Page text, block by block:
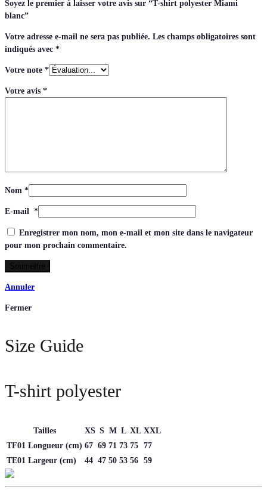
Soyez le premier à laisser votre avis sur “T-shirt polyester Miami
blanc”
Votre adresse e-mail ne sera pas publiée. Les champs obligatoires sont
indiqués avec *
Votre note *
Votre avis *
Nom *
E-mail *
Enregistrer mon nom, mon e-mail et mon site dans le navigateur
pour mon prochain commentaire.
Annuler
Fermer
Size Guide
T-shirt polyester
Tailles XS S M L XL XXL
TF01 Longueur (cm) 67 69 71 73 75 77
TE01 Largeur (cm)
44 47 50 53 56 59